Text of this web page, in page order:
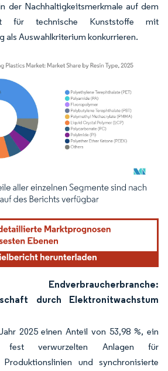
der Nachhaltigkeitsmerkmale auf dem
für technische Kunststoffe mit
als Auswahlkriterium konkurrieren.
Wiederverwendung erfordert Namensnennung
durch Elektronitwachstum
2025 einen Anteil von 53,98 %, ein
verwurzelten Anlagen für
Produktionslinien und synchronisierte